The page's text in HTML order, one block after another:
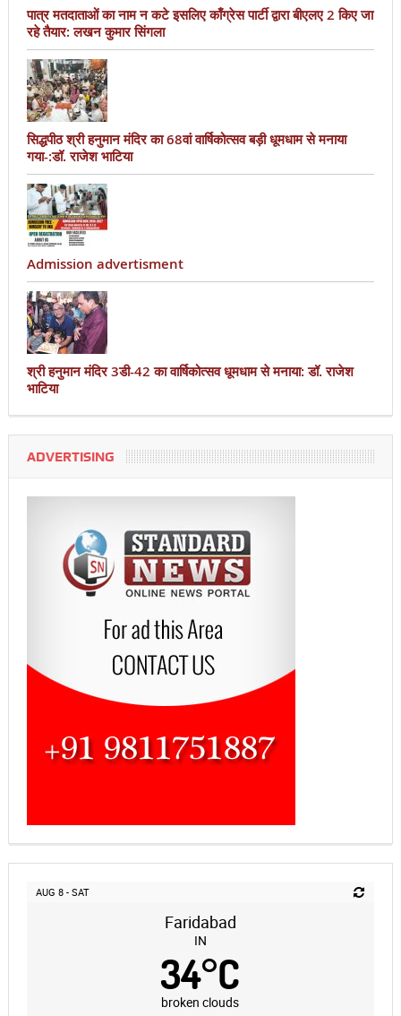
पात्र मतदाताओं का नाम न कटे इसलिए काँग्रेस पार्टी द्वारा बीएलए 2 किए जा
रहे तैयार: लखन कुमार सिंगला
सिद्धपीठ श्री हनुमान मंदिर का 68वां वार्षिकोत्सव बड़ी धूमधाम से मनाया
गया-:डॉ. राजेश भाटिया
Admission advertisment
श्री हनुमान मंदिर 3डी-42 का वार्षिकोत्सव धूमधाम से मनाया: डॉ. राजेश
भाटिया
ADVERTISING
AUG 8 - SAT
Faridabad
IN
34°C
broken clouds